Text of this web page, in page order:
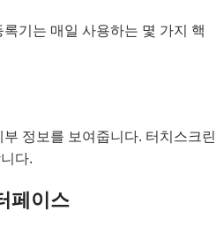
기는 매일 사용하는 몇 가지 핵
정보를 보여줍니다. 터치스크린
다.
페이스